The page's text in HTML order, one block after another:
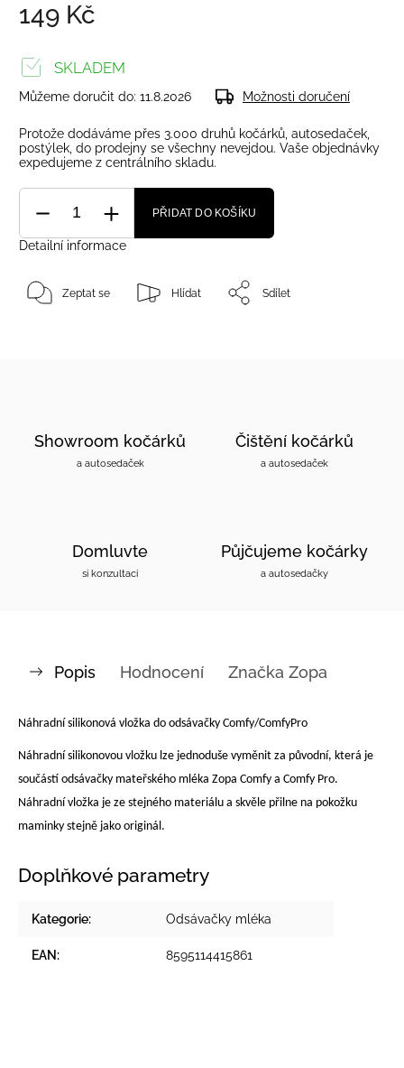
149 Kč
SKLADEM
Můžeme doručit do: 11.8.2026 Možnosti doručení
Protože dodáváme přes 3.000 druhů kočárků, autosedaček,
postýlek, do prodejny se všechny nevejdou. Vaše objednávky
expedujeme z centrálního skladu.
PŘIDAT DO KOŠÍKU
Detailní informace
Zeptat se Hlídat Sdílet
Showroom kočárků
a autosedaček
Čištění kočárků
a autosedaček
Domluvte
si konzultaci
Půjčujeme kočárky
a autosedačky
Popis Hodnocení Značka Zopa
Náhradní silikonová vložka do odsávačky Comfy/ComfyPro
Náhradní silikonovou vložku lze jednoduše vyměnit za původní, která je
součástí odsávačky mateřského mléka Zopa Comfy a Comfy Pro.
Náhradní vložka je ze stejného materiálu a skvěle přilne na pokožku
maminky stejně jako originál.
Doplňkové parametry
Kategorie: Odsávačky mléka
EAN : 8595114415861